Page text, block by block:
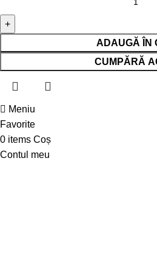
ADAUGĂ ÎN
CUMPĂRĂ
Meniu
Favorite
0 items Coș
Contul meu